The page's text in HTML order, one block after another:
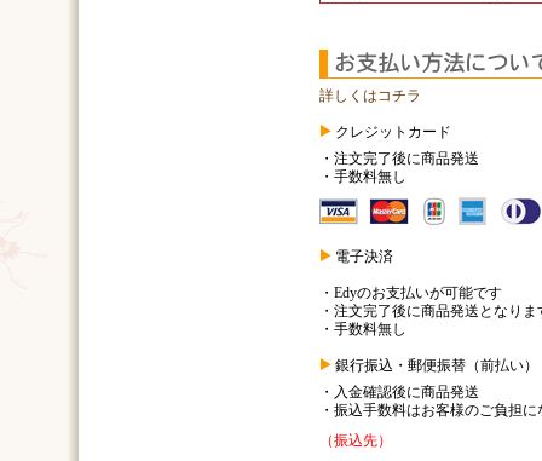
詳しくはコチラ
クレジットカード
・注文完了後に商品発送
・手数料無し
電子決済
・Edyのお支払いが可能です
・注文完了後に商品発送となりま
・手数料無し
銀行振込・郵便振替（前払い）
・入金確認後に商品発送
・振込手数料はお客様のご負担
（振込先）